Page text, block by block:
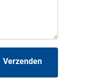
Verzenden